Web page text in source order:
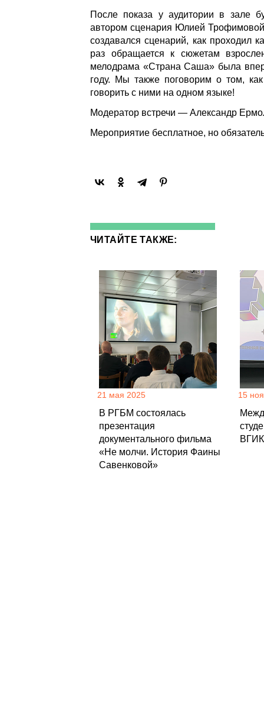
После показа у аудитории в зале
автором сценария Юлией
создавался сценарий, как проходил
раз обращается к сюжетам
мелодрама «Страна Саша» была
году. Мы также поговорим о том,
говорить с ними на одном языке!
Модератор встречи — Александр
Мероприятие бесплатное, но
ЧИТАЙТЕ ТАКЖЕ:
21 мая 2025
В РГБМ состоялась
презентация
документального фильма
«Не молчи. История Фаины
Савенковой»
15